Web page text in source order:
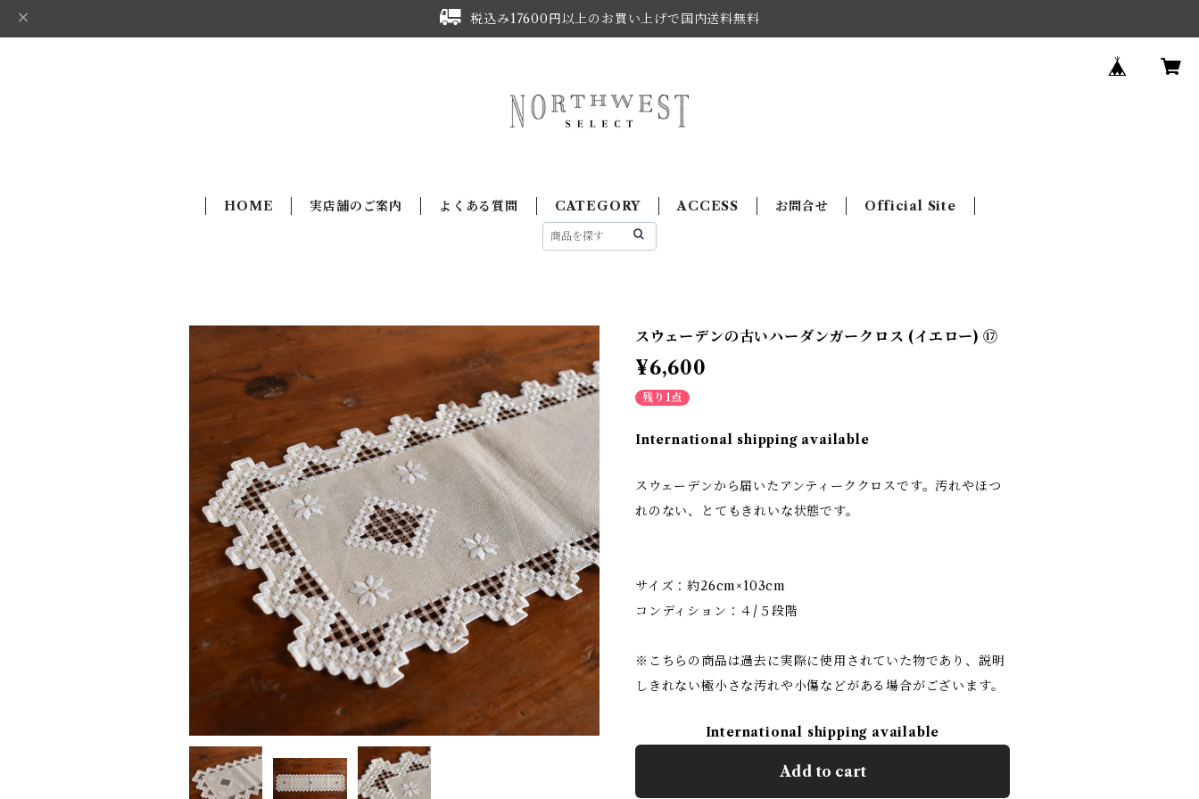
税込み17600円以上のお買い上げで国内送料無料
HOME 実店舗のご案内 よくある質問 CATEGORY ACCESS お問合せ Official Site
スウェーデンの古いハーダンガークロス (イエロー) ⑰
¥6,600
残り1点
International shipping available
スウェーデンから届いたアンティーククロスです。汚れやほつ
れのない、とてもきれいな状態です。
サイズ：約26cm×103cm
コンディション：４/５段階
※こちらの商品は過去に実際に使用されていた物であり、説明
しきれない極小さな汚れや小傷などがある場合がございます。
International shipping available
Add to cart